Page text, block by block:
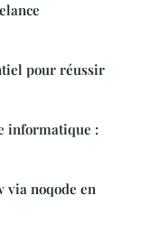
pour réussir
informatique :
via noqode en